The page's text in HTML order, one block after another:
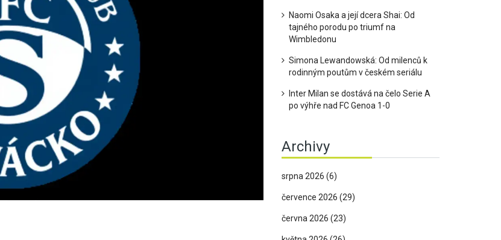
Naomi Osaka a její dcera Shai: Od
tajného porodu po triumf na
Wimbledonu
Simona Lewandowská: Od milenců k
rodinným poutům v českém seriálu
Inter Milan se dostává na čelo Serie A
po výhře nad FC Genoa 1-0
Archivy
srpna 2026 (6)
července 2026 (29)
června 2026 (23)